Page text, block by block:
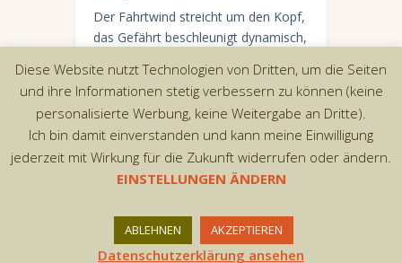
Der Fahrtwind streicht um den Kopf,
das Gefährt beschleunigt dynamisch,
Umgebung duftet: Wenn man einen
Motorradfahrer, was er an seinem
Hobby liebt,…
Copyright © 2026 by AxiomThemes. All rights
reserved.
Diese Website nutzt Technologien von Dritten, um die Seiten
und ihre Informationen stetig verbessern zu können (keine
personalisierte Werbung, keine Weitergabe an Dritte).
Ich bin damit einverstanden und kann meine Einwilligung
jederzeit mit Wirkung für die Zukunft widerrufen oder ändern.
EINSTELLUNGEN ÄNDERN
ABLEHNEN AKZEPTIEREN
Datenschutzerklärung ansehen